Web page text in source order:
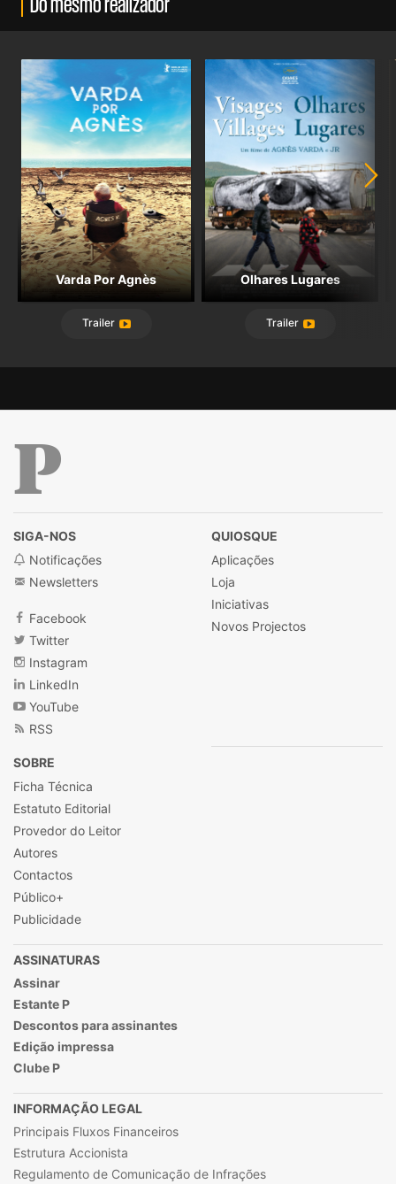
Varda Por Agnès
Trailer
Olhares Lugares
Trailer
SIGA-NOS
Notificações
Newsletters
Facebook
Twitter
Instagram
LinkedIn
YouTube
RSS
QUIOSQUE
Aplicações
Loja
Iniciativas
Novos Projectos
SOBRE
Ficha Técnica
Estatuto Editorial
Provedor do Leitor
Autores
Contactos
Público+
Publicidade
ASSINATURAS
Assinar
Estante P
Descontos para assinantes
Edição impressa
Clube P
INFORMAÇÃO LEGAL
Principais Fluxos Financeiros
Estrutura Accionista
Regulamento de Comunicação de Infrações